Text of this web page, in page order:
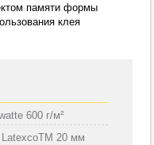
памяти формы
клея
600 г/м²
LatexcoTM 20 мм